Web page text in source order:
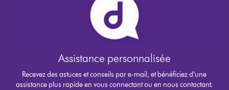
Assistance personnalisée
Recevez des astuces et conseils par e-mail, et bénéficiez d’une
assistance plus rapide en vous connectant ou en nous contactant.